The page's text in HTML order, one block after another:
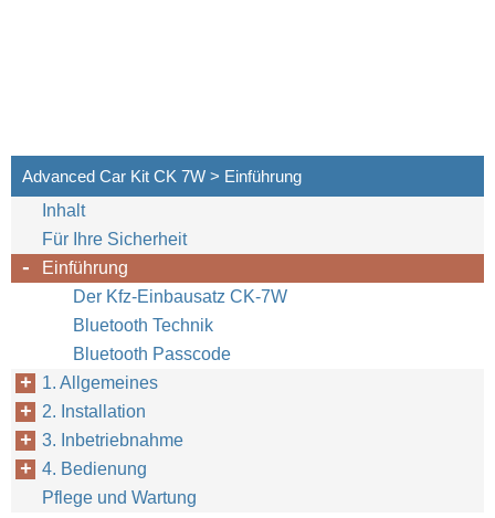
Advanced Car Kit CK 7W > Einführung
Inhalt
Für Ihre Sicherheit
Einführung
Der Kfz-Einbausatz CK-7W
Bluetooth Technik
Bluetooth Passcode
1. Allgemeines
2. Installation
3. Inbetriebnahme
4. Bedienung
Pflege und Wartung